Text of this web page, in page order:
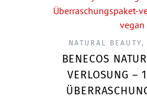
NATURAL BEAUTY
BENECOS
VERLOSUNG –